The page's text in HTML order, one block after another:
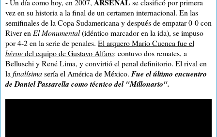
- Un día como hoy, en 2007,
se clasificó por primera
vez en su historia a la final de un certamen internacional. En las
semifinales de la Copa Sudamericana y después de empatar 0-0 con
River en El Monumental(idéntico marcador en la ida), se impuso
por 4-2 en la serie de penales. El arquero Mario Cuenca fue el
héroedel equipo de Gustavo Alfaro: contuvo dos remates, a
Belluschi y René Lima, y convirtió el penal definitorio. El rival en
la finalísimasería el América de México. Fue el último encuentro
de Daniel Passarella como técnico del "Millonario".